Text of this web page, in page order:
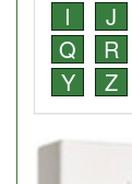
I
J
Q
R
Y
Z